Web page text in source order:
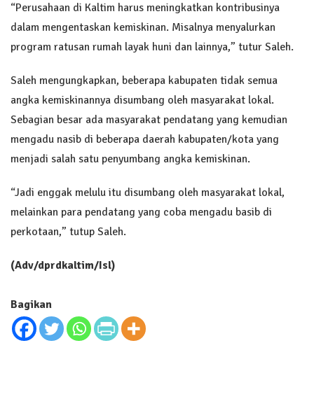
“Perusahaan di Kaltim harus meningkatkan kontribusinya
dalam mengentaskan kemiskinan. Misalnya menyalurkan
program ratusan rumah layak huni dan lainnya,” tutur Saleh.
Saleh mengungkapkan, beberapa kabupaten tidak semua
angka kemiskinannya disumbang oleh masyarakat lokal.
Sebagian besar ada masyarakat pendatang yang kemudian
mengadu nasib di beberapa daerah kabupaten/kota yang
menjadi salah satu penyumbang angka kemiskinan.
“Jadi enggak melulu itu disumbang oleh masyarakat lokal,
melainkan para pendatang yang coba mengadu basib di
perkotaan,” tutup Saleh.
(Adv/dprdkaltim/Isl)
Bagikan